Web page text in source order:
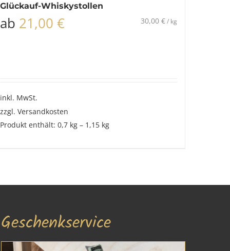
Glückauf-Whiskystollen
ab 21,00€ 30,00 €/ kg
inkl. MwSt.
zzgl.Versandkosten
Produkt enthält: 0,7 kg – 1,15 kg
Geschenkservice